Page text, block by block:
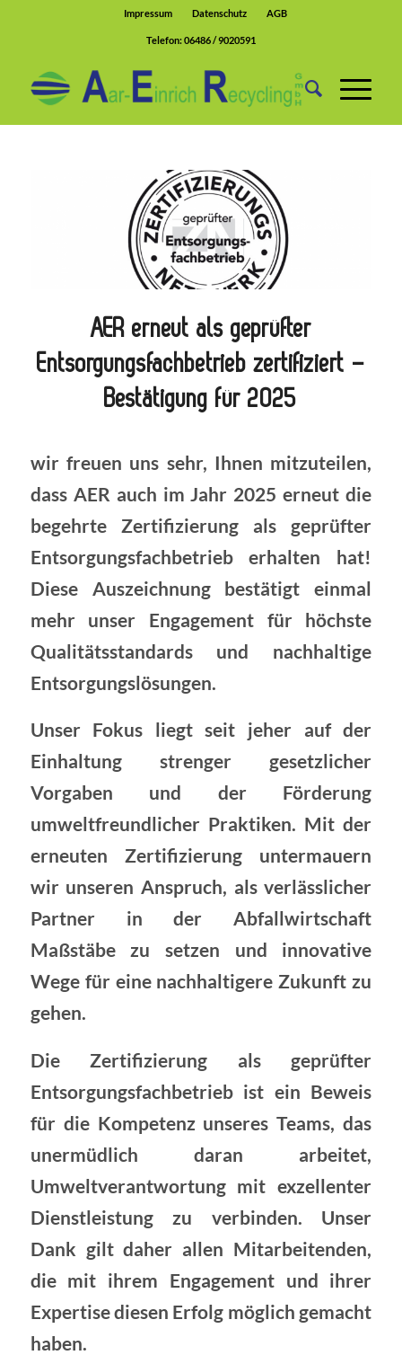
Impressum Datenschutz AGB
Telefon:06486 / 9020591
AER erneut als geprüfter
Entsorgungsfachbetrieb zertifiziert –
Bestätigung für 2025
wir freuen uns sehr, Ihnen mitzuteilen,
dass AER auch im Jahr 2025 erneut die
begehrte Zertifizierung als geprüfter
Entsorgungsfachbetrieb erhalten hat!
Diese Auszeichnung bestätigt einmal
mehr unser Engagement für höchste
Qualitätsstandards und nachhaltige
Entsorgungslösungen.
Unser Fokus liegt seit jeher auf der
Einhaltung strenger gesetzlicher
Vorgaben und der Förderung
umweltfreundlicher Praktiken. Mit der
erneuten Zertifizierung untermauern
wir unseren Anspruch, als verlässlicher
Partner in der Abfallwirtschaft
Maßstäbe zu setzen und innovative
Wege für eine nachhaltigere Zukunft zu
gehen.
Die Zertifizierung als geprüfter
Entsorgungsfachbetrieb ist ein Beweis
für die Kompetenz unseres Teams, das
unermüdlich daran arbeitet,
Umweltverantwortung mit exzellenter
Dienstleistung zu verbinden. Unser
Dank gilt daher allen Mitarbeitenden,
die mit ihrem Engagement und ihrer
Expertise diesen Erfolg möglich gemacht
haben.